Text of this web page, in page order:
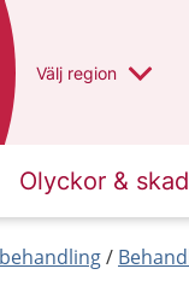
Du har valt region
Välj en annan
region
Olyckor &